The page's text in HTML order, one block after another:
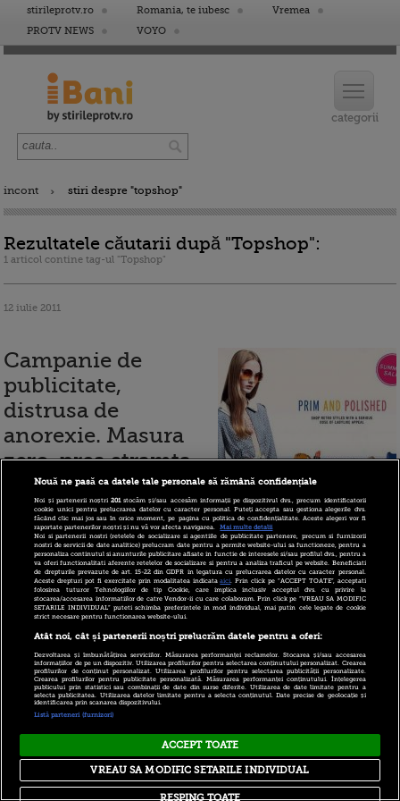
stirileprotv.ro Romania, te iubesc
Vremea
PROTV NEWS
VOYO
incont stiri despre "topshop"
Rezultatele căutarii după "Topshop":
1 articol contine tag-ul "Topshop"
12 iulie 2011
Campanie de
publicitate,
distrusa de
anorexie. Masura
zero, prea stramta
pentru un renumit
retailer britanic
1 - 1 (din 1)
Copyright © 2026 PRO TV S.R.L |Politica de Cookie|
Politica Confidentialitate| RSS
Nouă ne pasă ca datele tale personale să rămână confidențiale
Noi și partenerii noștri201stocăm și/sau accesăm informații pe dispozitivul dvs., precum identificatorii
cookie unici pentru prelucrarea datelor cu caracter personal. Puteți accepta sau gestiona alegerile dvs.
făcând clic mai jos sau în orice moment, pe pagina cu politica de confidențialitate. Aceste alegeri vor fi
raportate partenerilor noștri și nu vă vor afecta navigarea.
Mai multe detalii
Noi si partenerii nostri (retelele de socializare si agentiile de publicitate partenere, precum si furnizorii
nostri de servicii de date analitice) prelucram date pentru a permite website-ului sa functioneze, pentru a
personaliza continutul si anunturile publicitare afisate in functie de interesele si/sau profilul dvs., pentru a
va oferi functionalitati aferente retelelor de socializare si pentru a analiza traficul pe website. Beneficiati
de drepturile prevazute de art. 15-22 din GDPR in legatura cu prelucrarea datelor cu caracter personal.
Aceste drepturi pot fi exercitate prin modalitatea indicataaici. Prin click pe “ACCEPT TOATE”, acceptati
folosirea tuturor Tehnologiilor de tip Cookie, care implica inclusiv acceptul dvs. cu privire la
stocarea/accesarea informatiilor de catre Vendor-ii cu care colaboram. Prin click pe “VREAU SA MODIFIC
SETARILE INDIVIDUAL” puteti schimba preferintele in mod individual, mai putin cele legate de cookie
strict necesare pentru functionarea website-ului.
Atât noi, cât și partenerii noștri prelucrăm datele pentru a oferi:
Dezvoltarea și îmbunătățirea serviciilor. Măsurarea performanței reclamelor. Stocarea și/sau accesarea
informațiilor de pe un dispozitiv. Utilizarea profilurilor pentru selectarea conținutului personalizat. Crearea
profilurilor de conținut personalizat. Utilizarea profilurilor pentru selectarea publicității personalizate.
Crearea profilurilor pentru publicitate personalizată. Măsurarea performanței conținutului. Înțelegerea
publicului prin statistici sau combinații de date din surse diferite. Utilizarea de date limitate pentru a
selecta publicitatea. Utilizarea datelor limitate pentru a selecta conținutul. Date precise de geolocație și
identificarea prin scanarea dispozitivului.
Listă parteneri (furnizori)
ACCEPT TOATE
RESPING TOATE
VREAU SA MODIFIC SETARILE INDIVIDUAL